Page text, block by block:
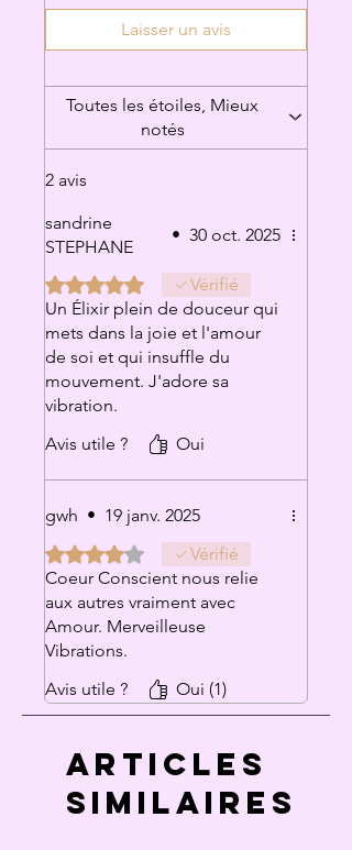
Laisser un avis
Toutes les étoiles, Mieux
notés
2 avis
sandrine
STEPHANE
• 30 oct. 2025
Noté 5 sur 5.
Vérifié
Un Élixir plein de douceur qui
mets dans la joie et l'amour
de soi et qui insuffle du
mouvement. J'adore sa
vibration.
Avis utile ?
Oui
gwh • 19 janv. 2025
Noté 4 sur 5.
Vérifié
Coeur Conscient nous relie
aux autres vraiment avec
Amour. Merveilleuse
Vibrations.
Avis utile ?
Oui (1)
Articles
similaires